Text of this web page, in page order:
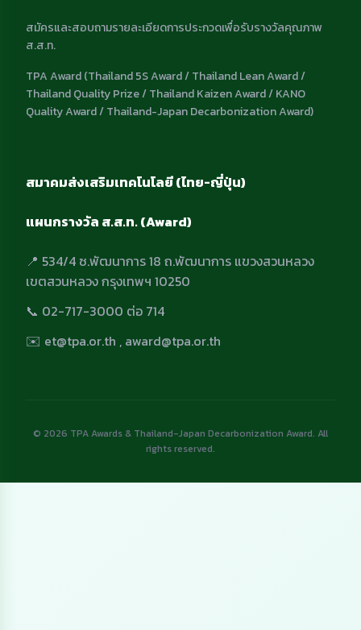
สมัครและสอบถามรายละเอียดการประกวดเพื่อรับรางวัลคุณภาพ
ส.ส.ท.
TPA Award (Thailand 5S Award / Thailand Lean Award /
Thailand Quality Prize / Thailand Kaizen Award / KANO
Quality Award / Thailand-Japan Decarbonization Award)
สมาคมส่งเสริมเทคโนโลยี (ไทย-ญี่ปุ่น)
แผนกรางวัล ส.ส.ท. (Award)
📍 534/4 ซ.พัฒนาการ 18 ถ.พัฒนาการ แขวงสวนหลวง
เขตสวนหลวง กรุงเทพฯ 10250
📞 02-717-3000 ต่อ 714
✉️ et@tpa.or.th , award@tpa.or.th
© 2026 TPA Awards & Thailand-Japan Decarbonization Award. All
rights reserved.